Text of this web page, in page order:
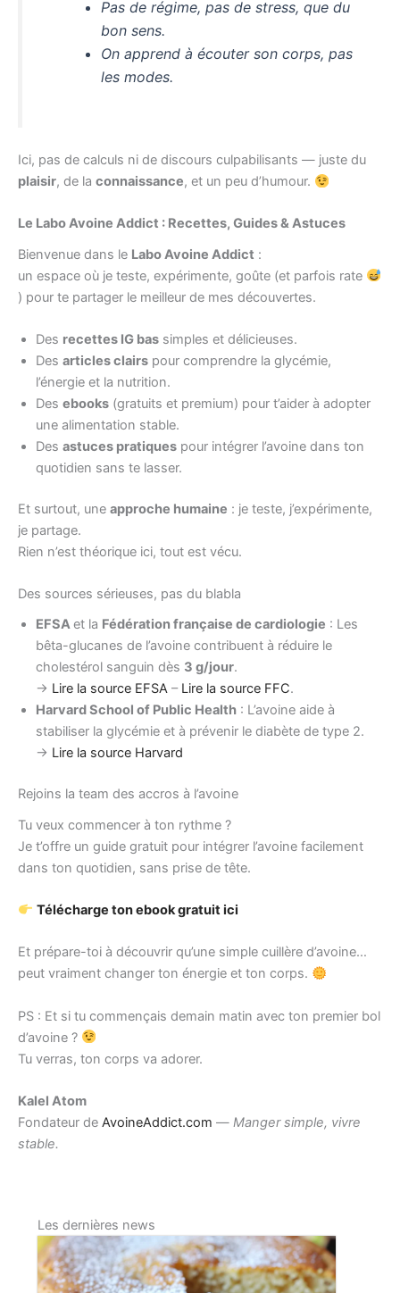
Pas de régime, pas de stress, que du
bon sens.
On apprend à écouter son corps, pas
les modes.
Ici, pas de calculs ni de discours culpabilisants — juste du
plaisir, de la connaissance, et un peu d’humour.
Le Labo Avoine Addict : Recettes, Guides & Astuces
Bienvenue dans le Labo Avoine Addict :
un espace où je teste, expérimente, goûte (et parfois rate
) pour te partager le meilleur de mes découvertes.
Des recettes IG bas simples et délicieuses.
Des articles clairs pour comprendre la glycémie,
l’énergie et la nutrition.
Des ebooks (gratuits et premium) pour t’aider à adopter
une alimentation stable.
Des astuces pratiques pour intégrer l’avoine dans ton
quotidien sans te lasser.
Et surtout, une approche humaine : je teste, j’expérimente,
je partage.
Rien n’est théorique ici, tout est vécu.
Des sources sérieuses, pas du blabla
EFSAet la Fédération française de cardiologie : Les
bêta-glucanes de l’avoine contribuent à réduire le
cholestérol sanguin dès 3 g/jour.
→ Lire la source EFSA – Lire la source FFC.
Harvard School of Public Health : L’avoine aide à
stabiliser la glycémie et à prévenir le diabète de type 2.
→ Lire la source Harvard
Rejoins la team des accros à l’avoine
Tu veux commencer à ton rythme ?
Je t’offre un guide gratuit pour intégrer l’avoine facilement
dans ton quotidien, sans prise de tête.
Télécharge ton ebook gratuit ici
Et prépare-toi à découvrir qu’une simple cuillère d’avoine…
peut vraiment changer ton énergie et ton corps.
PS : Et si tu commençais demain matin avec ton premier bol
d’avoine ?
Tu verras, ton corps va adorer.
Kalel Atom
Fondateur de AvoineAddict.com — Manger simple, vivre
stable.
Les dernières news